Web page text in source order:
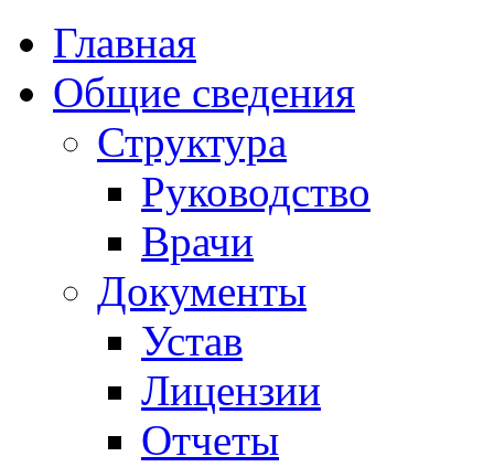
Главная
Общие сведения
Структура
Руководство
Врачи
Документы
Устав
Лицензии
Отчеты